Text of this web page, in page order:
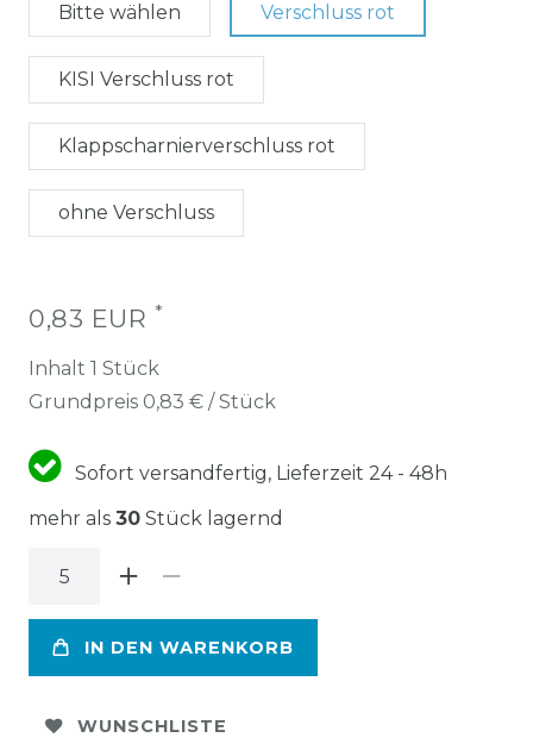
Bitte wählen Verschluss rot
KISI Verschluss rot
Klappscharnierverschluss rot
ohne Verschluss
0,83 EUR *
Inhalt 1 Stück
Grundpreis 0,83 € / Stück
Sofort versandfertig, Lieferzeit 24 - 48h
mehr als 30 Stück lagernd
IN DEN WARENKORB
WUNSCHLISTE